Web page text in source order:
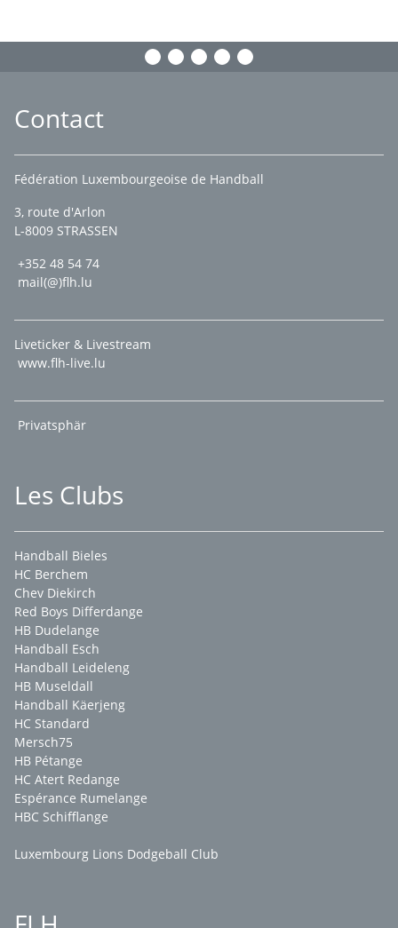
Contact
Fédération Luxembourgeoise de Handball
3, route d'Arlon
L-8009 STRASSEN
+352 48 54 74
mail(@)flh.lu
Liveticker & Livestream
www.flh-live.lu
Privatsphär
Les Clubs
Handball Bieles
HC Berchem
Chev Diekirch
Red Boys Differdange
HB Dudelange
Handball Esch
Handball Leideleng
HB Museldall
Handball Käerjeng
HC Standard
Mersch75
HB Pétange
HC Atert Redange
Espérance Rumelange
HBC Schifflange
Luxembourg Lions Dodgeball Club